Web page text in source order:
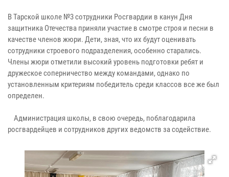
В Тарской школе №3 сотрудники Росгвардии в канун Дня
защитника Отечества приняли участие в смотре строя и песни в
качестве членов жюри. Дети, зная, что их будут оценивать
сотрудники строевого подразделения, особенно старались.
Члены жюри отметили высокий уровень подготовки ребят и
дружеское соперничество между командами, однако по
установленным критериям победитель среди классов все же был
определен.
Администрация школы, в свою очередь, поблагодарила
росгвардейцев и сотрудников других ведомств за содействие.